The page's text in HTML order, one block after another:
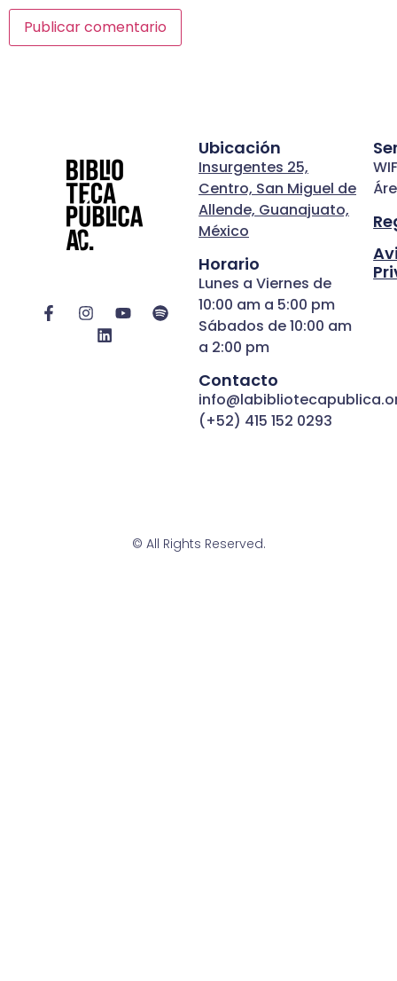
Ubicación
Insurgentes 25,
Centro, San Miguel de
Allende, Guanajuato,
México
Horario
Lunes a Viernes de
10:00 am a 5:00 pm
Sábados de 10:00 am
a 2:00 pm
Contacto
(+52) 415 152 0293
© All Rights Reserved.